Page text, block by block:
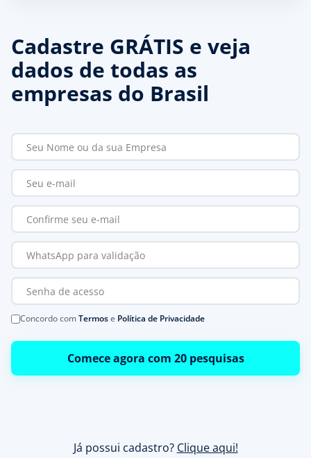
Cadastre GRÁTIS e veja
dados de todas as
empresas do Brasil
Concordo comTermose Política de Privacidade
Comece agora com 20 pesquisas
Já possui cadastro? Clique aqui!